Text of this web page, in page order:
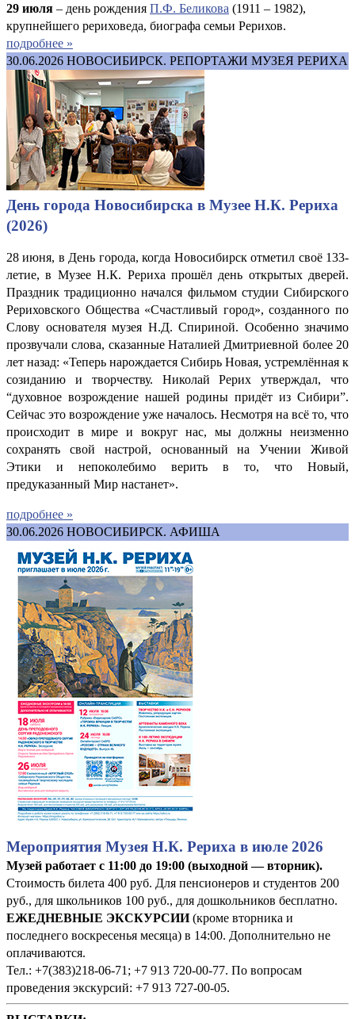
29 июля – день рождения П.Ф. Беликова (1911 – 1982),
крупнейшего рериховеда, биографа семьи Рерихов.
подробнее »
30.06.2026 НОВОСИБИРСК. РЕПОРТАЖИ МУЗЕЯ РЕРИХА
День города Новосибирска в Музее Н.К. Рериха
(2026)
28 июня, в День города, когда Новосибирск отметил своё 133-
летие, в Музее Н.К. Рериха прошёл день открытых дверей.
Праздник традиционно начался фильмом студии Сибирского
Рериховского Общества «Счастливый город», созданного по
Слову основателя музея Н.Д. Спириной. Особенно значимо
прозвучали слова, сказанные Наталией Дмитриевной более 20
лет назад: «Теперь нарождается Сибирь Новая, устремлённая к
созиданию и творчеству. Николай Рерих утверждал, что
“духовное возрождение нашей родины придёт из Сибири”.
Сейчас это возрождение уже началось. Несмотря на всё то, что
происходит в мире и вокруг нас, мы должны неизменно
сохранять свой настрой, основанный на Учении Живой
Этики и непоколебимо верить в то, что Новый,
предуказанный Мир настанет».
подробнее »
30.06.2026 НОВОСИБИРСК. АФИША
Мероприятия Музея Н.К. Рериха в июле 2026
Музей работает с 11:00 до 19:00 (выходной — вторник).
Стоимость билета 400 руб. Для пенсионеров и студентов 200
руб., для школьников 100 руб., для дошкольников бесплатно.
ЕЖЕДНЕВНЫЕ ЭКСКУРСИИ(кроме вторника и
последнего воскресенья месяца) в 14:00. Дополнительно не
оплачиваются.
Тел.: +7(383)218-06-71; +7 913 720-00-77. По вопросам
проведения экскурсий: +7 913 727-00-05.